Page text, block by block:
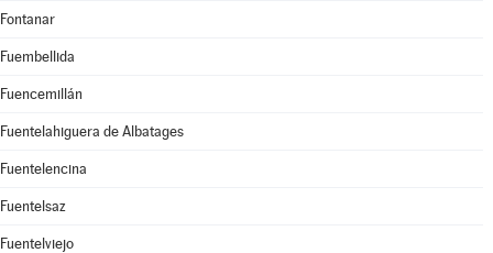
Fontanar
Fuembellida
Fuencemillán
Fuentelahiguera de Albatages
Fuentelencina
Fuentelsaz
Fuentelviejo